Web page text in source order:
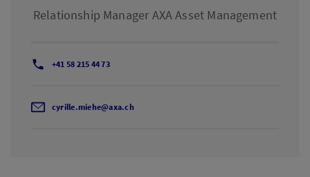
Relationship Manager AXA Asset Management
+41 58 215 44 73
cyrille.miehe@axa.ch